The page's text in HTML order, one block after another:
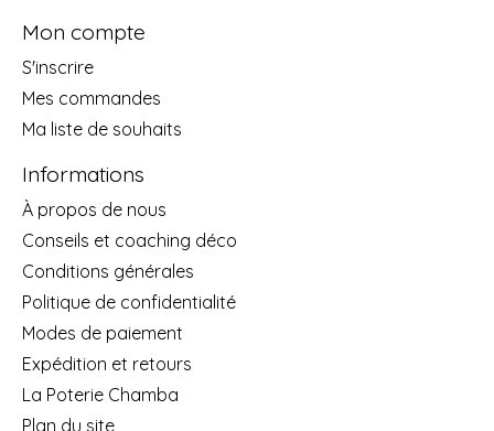
Mon compte
S'inscrire
Mes commandes
Ma liste de souhaits
Informations
À propos de nous
Conseils et coaching déco
Conditions générales
Politique de confidentialité
Modes de paiement
Expédition et retours
La Poterie Chamba
Plan du site